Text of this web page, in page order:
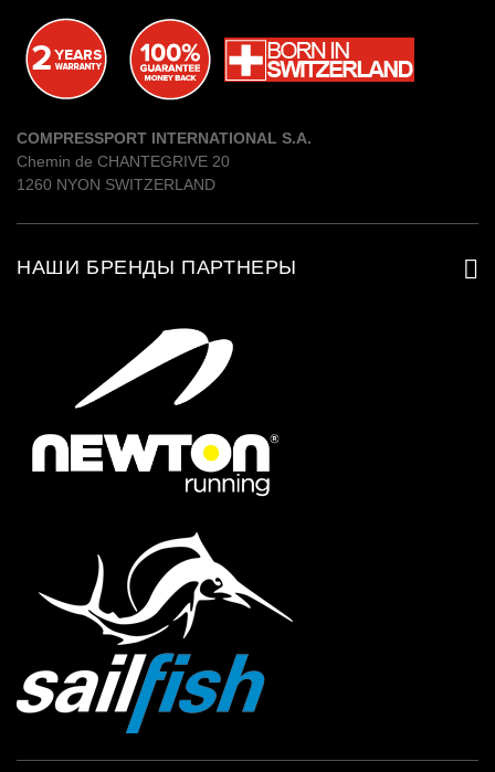
COMPRESSPORT INTERNATIONAL S.A.
Chemin de CHANTEGRIVE 20
1260 NYON SWITZERLAND
НАШИ БРЕНДЫ ПАРТНЕРЫ 